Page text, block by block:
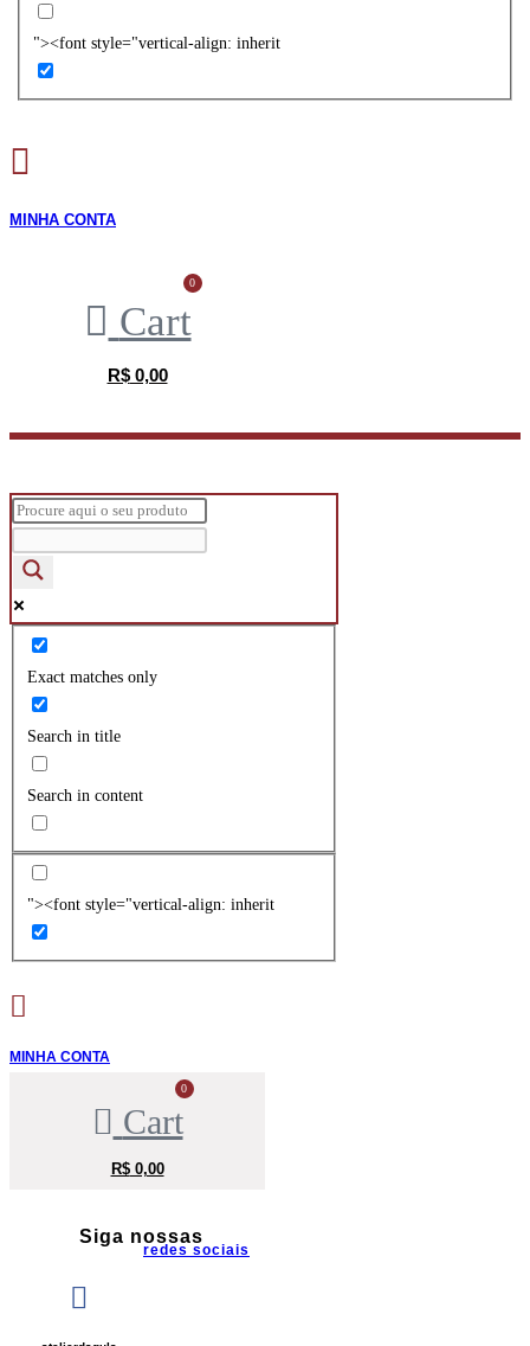
"><font style="vertical-align: inherit
MINHA CONTA
0
Cart
R$0,00
Exact matches only
Search in title
Search in content
"><font style="vertical-align: inherit
MINHA CONTA
0
Cart
R$0,00
Siga nossas
redes sociais